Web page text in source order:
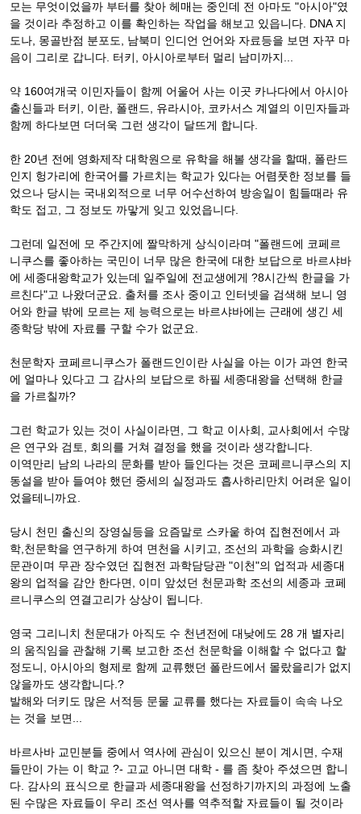
모는 무엇이었을까 부터를 찾아 헤매는 중인데 전 아마도 "아시아"였
을 것이라 추정하고 이를 확인하는 작업을 해보고 있읍니다. DNA 지
도나, 몽골반점 분포도, 남북미 인디언 언어와 자료등을 보면 자꾸 마
음이 그리로 갑니다. 터키, 아시아로부터 멀리 남미까지...
약 160여개국 이민자들이 함께 어울어 사는 이곳 카나다에서 아시아
출신들과 터키, 이란, 폴랜드, 유라시아, 코카서스 계열의 이민자들과
함께 하다보면 더더욱 그런 생각이 달뜨게 합니다.
한 20년 전에 영화제작 대학원으로 유학을 해볼 생각을 할때, 폴란드
인지 헝가리에 한국어를 가르치는 학교가 있다는 어렴풋한 정보를 들
었으나 당시는 국내외적으로 너무 어수선하여 방송일이 힘들때라 유
학도 접고, 그 정보도 까맣게 잊고 있었읍니다.
그런데 일전에 모 주간지에 짤막하게 상식이라며 "폴랜드에 코페르
니쿠스를 좋아하는 국민이 너무 많은 한국에 대한 보답으로 바르샤바
에 세종대왕학교가 있는데 일주일에 전교생에게 ?8시간씩 한글을 가
르친다"고 나왔더군요. 출처를 조사 중이고 인터넷을 검색해 보니 영
어와 한글 밖에 모르는 제 능력으로는 바르샤바에는 근래에 생긴 세
종학당 밖에 자료를 구할 수가 없군요.
천문학자 코페르니쿠스가 폴랜드인이란 사실을 아는 이가 과연 한국
에 얼마나 있다고 그 감사의 보답으로 하필 세종대왕을 선택해 한글
을 가르칠까?
그런 학교가 있는 것이 사실이라면, 그 학교 이사회, 교사회에서 수많
은 연구와 검토, 회의를 거쳐 결정을 했을 것이라 생각합니다.
이역만리 남의 나라의 문화를 받아 들인다는 것은 코페르니쿠스의 지
동설을 받아 들여야 했던 중세의 실정과도 흡사하리만치 어려운 일이
었을테니까요.
당시 천민 출신의 장영실등을 요즘말로 스카웉 하여 집현전에서 과
학,천문학을 연구하게 하여 면천을 시키고, 조선의 과학을 승화시킨
문관이며 무관 장수였던 집현전 과학담당관 "이천"의 업적과 세종대
왕의 업적을 감안 한다면, 이미 앞섰던 천문과학 조선의 세종과 코페
르니쿠스의 연결고리가 상상이 됩니다.
영국 그리니치 천문대가 아직도 수 천년전에 대낮에도 28 개 별자리
의 움직임을 관찰해 기록 보고한 조선 천문학을 이해할 수 없다고 할
정도니, 아시아의 형제로 함께 교류했던 폴란드에서 몰랐을리가 없지
않을까도 생각합니다.?
발해와 더키도 많은 서적등 문물 교류를 했다는 자료들이 속속 나오
는 것을 보면...
바르사바 교민분들 중에서 역사에 관심이 있으신 분이 계시면, 수재
들만이 가는 이 학교 ?- 고교 아니면 대학 - 를 좀 찾아 주셨으면 합니
다. 감사의 표식으로 한글과 세종대왕을 선정하기까지의 과정에 노출
된 수많은 자료들이 우리 조선 역사를 역추적할 자료들이 될 것이라